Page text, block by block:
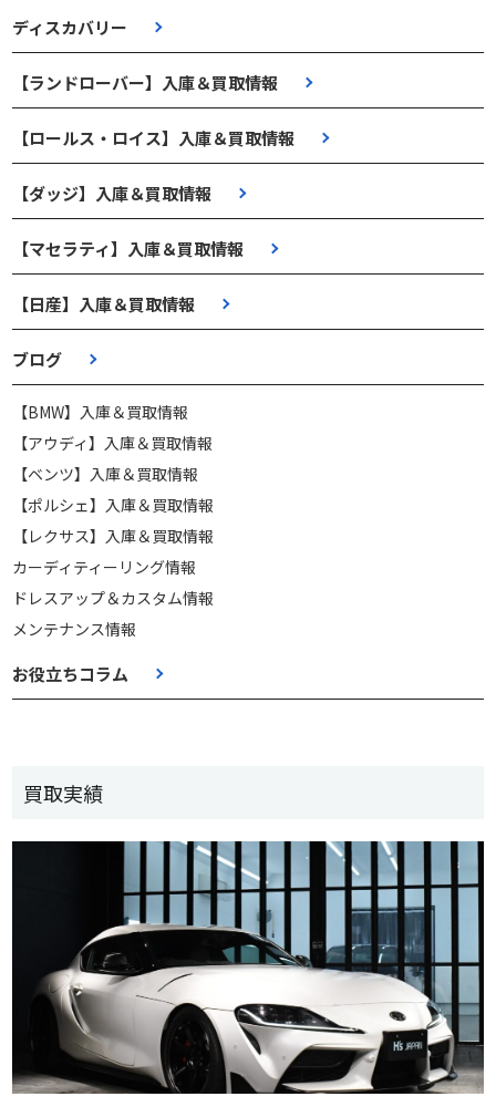
ディスカバリー
【ランドローバー】入庫＆買取情報
【ロールス・ロイス】入庫＆買取情報
【ダッジ】入庫＆買取情報
【マセラティ】入庫＆買取情報
【日産】入庫＆買取情報
ブログ
【BMW】入庫＆買取情報
【アウディ】入庫＆買取情報
【ベンツ】入庫＆買取情報
【ポルシェ】入庫＆買取情報
【レクサス】入庫＆買取情報
カーディティーリング情報
ドレスアップ＆カスタム情報
メンテナンス情報
お役立ちコラム
買取実績